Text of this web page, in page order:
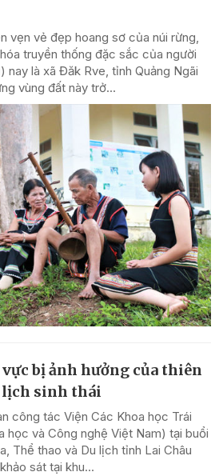
vẹn vẻ đẹp hoang sơ của núi rừng,
truyền thống đặc sắc của người
nay là xã Đăk Rve, tỉnh Quảng Ngãi
vùng đất này trở...
bị ảnh hưởng của thiên
lịch sinh thái
công tác Viện Các Khoa học Trái
học và Công nghệ Việt Nam) tại buổi
Thể thao và Du lịch tỉnh Lai Châu
sát tại khu...